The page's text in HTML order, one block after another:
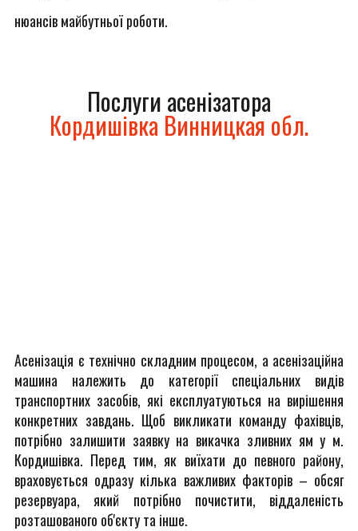
нюансів майбутньої роботи.
Послуги асенізатора
Кордишівка Винницкая обл.
Асенізація є технічно складним процесом, а асенізаційна
машина належить до категорії спеціальних видів
транспортних засобів, які експлуатуються на вирішення
конкретних завдань. Щоб викликати команду фахівців,
потрібно залишити заявку на викачка зливних ям у м.
Кордишівка. Перед тим, як виїхати до певного району,
враховується одразу кілька важливих факторів – обсяг
резервуара, який потрібно почистити, віддаленість
розташованого об'єкту та інше.